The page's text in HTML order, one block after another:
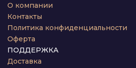
О компании
Контакты
Политика конфиденциальности
Оферта
ПОДДЕРЖКА
Доставка